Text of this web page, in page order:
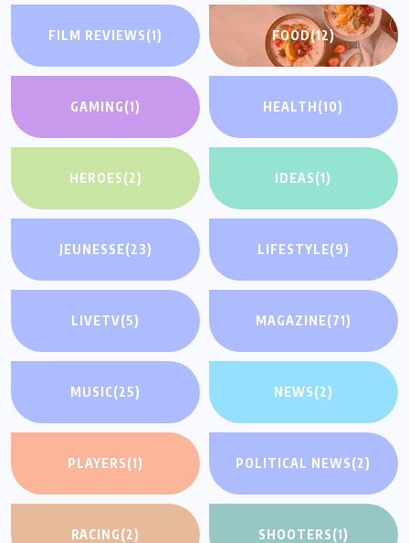
FILM REVIEWS(1) FOOD(12)
GAMING(1) HEALTH(10)
HEROES(2) IDEAS(1)
JEUNESSE(23) LIFESTYLE(9)
LIVETV(5) MAGAZINE(71)
MUSIC(25) NEWS(2)
PLAYERS(1) POLITICAL NEWS(2)
RACING(2) SHOOTERS(1)